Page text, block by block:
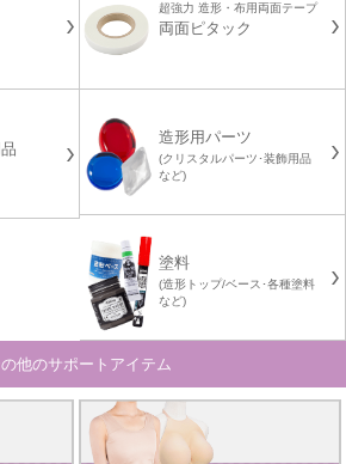
超強力 造形・布用両面テープ
両面ピタック
造形用パーツ
(クリスタルパーツ･装飾用品
など)
塗料
(造形トップ/ベース･各種塗料
など)
他のサポートアイテム